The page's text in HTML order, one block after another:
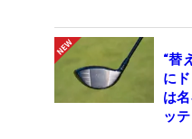
“替
に
は
ッ